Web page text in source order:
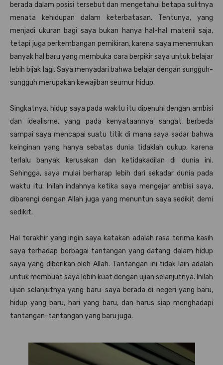
berada dalam posisi tersebut dan mengetahui betapa sulitnya
menata kehidupan dalam keterbatasan. Tentunya, yang
menjadi ukuran bagi saya bukan hanya hal-hal materiil saja,
tetapi juga perkembangan pemikiran, karena saya menemukan
banyak hal baru yang membuka cara berpikir saya untuk belajar
lebih bijak lagi. Saya menyadari bahwa belajar dengan sungguh-
sungguh merupakan kewajiban seumur hidup.
Singkatnya, hidup saya pada waktu itu dipenuhi dengan ambisi
dan idealisme, yang pada kenyataannya sangat berbeda
sampai saya mencapai suatu titik di mana saya sadar bahwa
keinginan yang hanya sebatas dunia tidaklah cukup, karena
terlalu banyak kerusakan dan ketidakadilan di dunia ini.
Sehingga, saya mulai berharap lebih dari sekadar dunia pada
waktu itu. Inilah indahnya ketika saya mengejar ambisi saya,
dibarengi dengan Allah juga yang menuntun saya sedikit demi
sedikit.
Hal terakhir yang ingin saya katakan adalah rasa terima kasih
saya terhadap berbagai tantangan yang datang dalam hidup
saya yang diberikan oleh Allah. Tantangan ini tidak lain adalah
untuk membuat saya lebih kuat dengan ujian selanjutnya. Inilah
ujian selanjutnya yang baru: saya berada di negeri yang baru,
hidup yang baru, hari yang baru, dan harus siap menghadapi
tantangan-tantangan yang baru juga.